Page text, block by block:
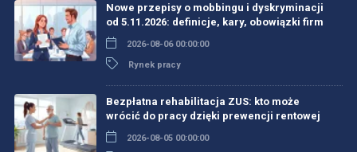
Nowe przepisy o mobbingu i dyskryminacji
od 5.11.2026: definicje, kary, obowiązki firm
2026-08-06 00:00:00
Rynek pracy
Bezpłatna rehabilitacja ZUS: kto może
wrócić do pracy dzięki prewencji rentowej
2026-08-05 00:00:00